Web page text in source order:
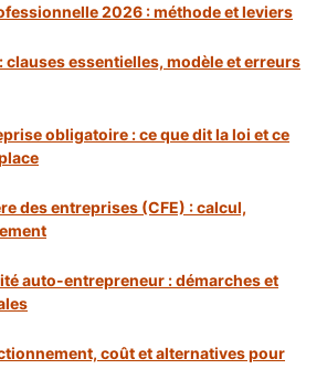
2026 : méthode et leviers
clauses essentielles, modèle et erreurs
obligatoire : ce que dit la loi et ce
des entreprises (CFE) : calcul,
auto-entrepreneur : démarches et
coût et alternatives pour